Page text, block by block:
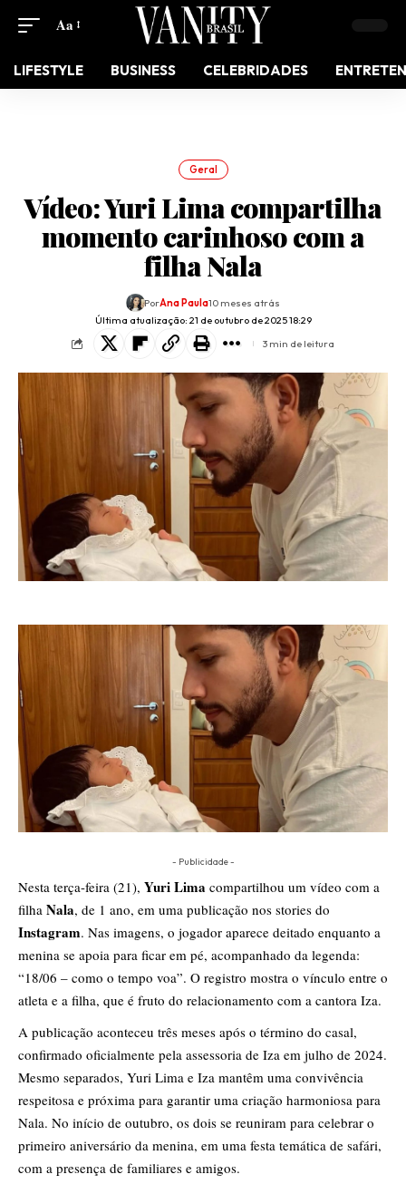
Aa
LIFESTYLE BUSINESS CELEBRIDADES
Geral
Vídeo: Yuri Lima compartilha
momento carinhoso com a
filha Nala
Última atualização: 21 de outubro de 2025 18:29
PorAna Paula10 meses atrás
3 min de leitura
- Publicidade -
Nesta terça-feira (21), Yuri Lima compartilhou um vídeo com a
filha Nala, de 1 ano, em uma publicação nos stories do
Instagram. Nas imagens, o jogador aparece deitado enquanto a
menina se apoia para ficar em pé, acompanhado da legenda:
“18/06 – como o tempo voa”. O registro mostra o vínculo entre o
atleta e a filha, que é fruto do relacionamento com a cantora Iza.
A publicação aconteceu três meses após o término do casal,
confirmado oficialmente pela assessoria de Iza em julho de 2024.
Mesmo separados, Yuri Lima e Iza mantêm uma convivência
respeitosa e próxima para garantir uma criação harmoniosa para
Nala. No início de outubro, os dois se reuniram para celebrar o
primeiro aniversário da menina, em uma festa temática de safári,
com a presença de familiares e amigos.